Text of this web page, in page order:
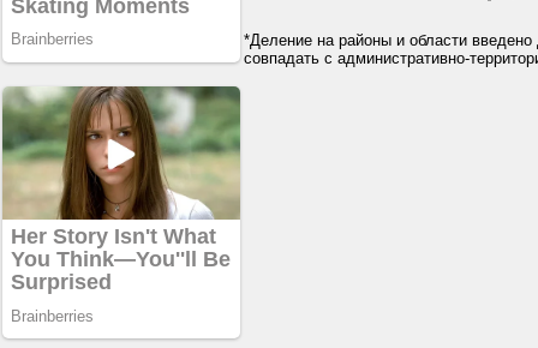
*Деление на районы и области введено
совпадать с административно-